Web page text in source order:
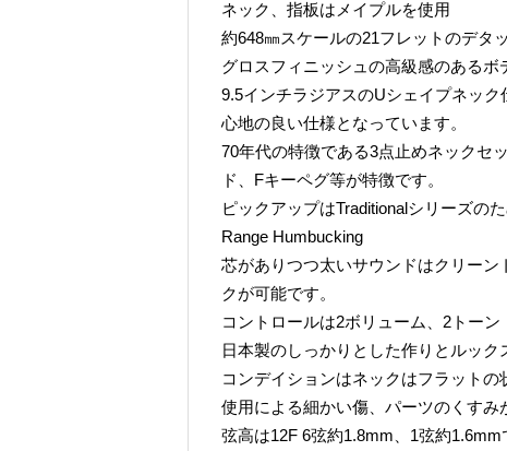
ネック、指板はメイプルを使用
約648㎜スケールの21フレットのデタ
グロスフィニッシュの高級感のあるボ
9.5インチラジアスのUシェイプネッ
心地の良い仕様となっています。
70年代の特徴である3点止めネックセ
ド、Fキーペグ等が特徴です。
ピックアップはTraditionalシリーズの
Range Humbucking
芯がありつつ太いサウンドはクリー
クが可能です。
コントロールは2ボリューム、2トー
日本製のしっかりとした作りとルック
コンデイションはネックはフラットの
使用による細かい傷、パーツのくすみ
弦高は12F 6弦約1.8mm、1弦約1.6mm